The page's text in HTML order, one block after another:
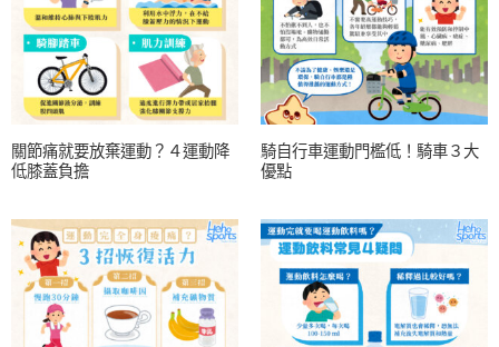
關節痛就要放棄運動？４運動降
低膝蓋負擔
騎自行車運動門檻低！騎車３大
優點